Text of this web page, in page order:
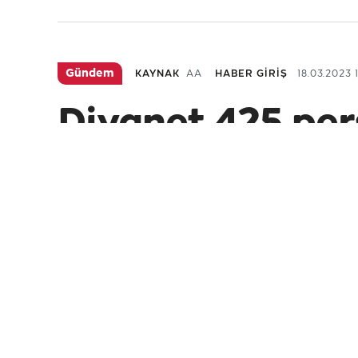
Gündem KAYNAK AA HABER GİRİŞ 18.03.2023
Diyanet 425